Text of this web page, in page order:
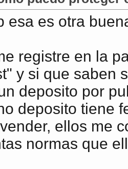
esa es otra
registre en la
y si que saben
deposito por
deposito tiene
ellos me
normas que